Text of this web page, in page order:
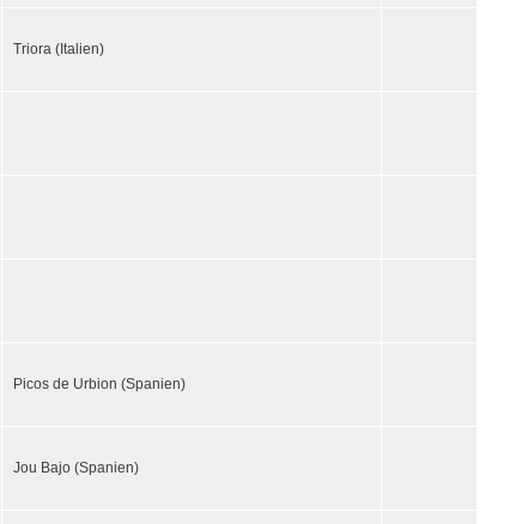
Triora (Italien)
Picos de Urbion (Spanien)
Jou Bajo (Spanien)